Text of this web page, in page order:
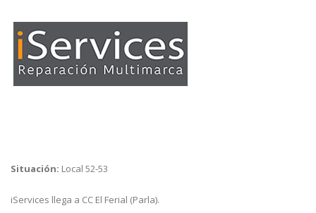
Situación: Local 52-53
iServices llega a CC El Ferial (Parla).